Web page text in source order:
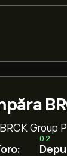
Group
02